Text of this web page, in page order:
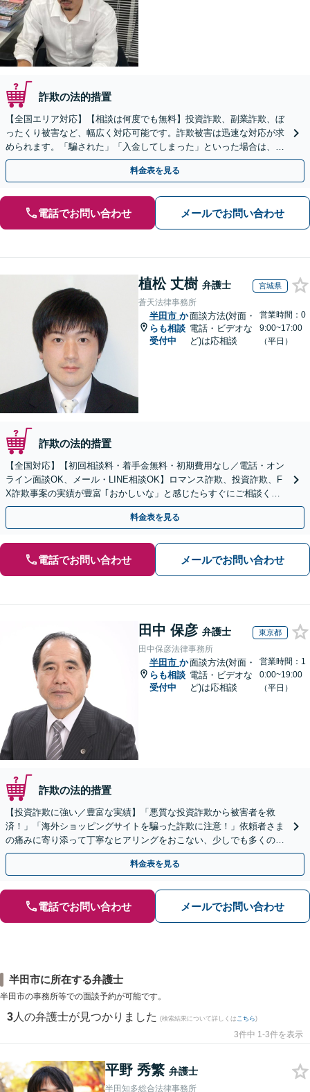
詐欺の法的措置
【全国エリア対応】【相談は何度でも無料】投資詐欺、副業詐欺、ぼ
ったくり被害など、幅広く対応可能です。詐欺被害は迅速な対応が求
められます。「騙された」「入金してしまった」といった場合は、お
早めにご相談ください。【電話・メール・WEB相談可】
料金表を見る
電話でお問い合わせ メールでお問い合わせ
植松 丈樹 弁護士 宮城県
蒼天法律事務所
半田市 か
らも相談
受付中
面談方法(対面・
電話・ビデオな
ど)は応相談
営業時間：0
9:00~17:00
（平日）
詐欺の法的措置
【全国対応】【初回相談料・着手金無料・初期費用なし／電話・オン
ライン面談OK、メール・LINE相談OK】ロマンス詐欺、投資詐欺、F
X詐欺事案の実績が豊富 ｢おかしいな」と感じたらすぐにご相談くだ
さい。
料金表を見る
電話でお問い合わせ メールでお問い合わせ
田中 保彦 弁護士 東京都
田中保彦法律事務所
半田市 か
らも相談
受付中
面談方法(対面・
電話・ビデオな
ど)は応相談
営業時間：1
0:00~19:00
（平日）
詐欺の法的措置
【投資詐欺に強い／豊富な実績】「悪質な投資詐欺から被害者を救
済！」「海外ショッピングサイトを騙った詐欺に注意！」依頼者さま
の痛みに寄り添って丁寧なヒアリングをおこない、少しでも多くの返
金が得られるよう尽力します！
料金表を見る
電話でお問い合わせ メールでお問い合わせ
半田市に所在する弁護士
半田市の事務所等での面談予約が可能です。
3 人の弁護士が見つかりました (検索結果について詳しくは こちら)
3件中 1-3件を表示
平野 秀繁 弁護士
半田知多総合法律事務所